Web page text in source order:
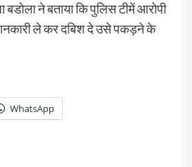
ने बताया कि पुलिस टीमें आरोपी
ले कर दबिश दे उसे पकड़ने के
WhatsApp